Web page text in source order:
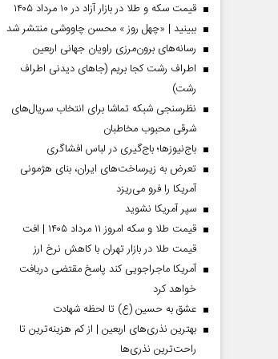
قیمت سکه و طلا در بازار آزاد در ۱۰ مرداد ۱۴۰۵
ببینید | «چهل روز » محسن چاووشی منتشر شد
رسانه‌های برون‌مرزی راویان جهانی اربعین
اطراف رشت کجا بریم (جاهای دیدنی اطراف
رشت)
نظرسنجی شبکه تماشا برای انتخاب سریال‌های
شرقی محبوب مخاطبان
باج‌نیوزها؛ باج‌گیری در لباس افشاگری
تعرض به زیرساخت‌های ایران، بنای هژمونی
آمریکا را فرو می‌ریزد
سپر آمریکا نشوید
قیمت طلا و سکه امروز ۱۱ مرداد ۱۴۰۵ | افت
قیمت طلا در بازار تهران با کاهش نرخ ارز
آمریکا ماجراجویی کند پاسخ مقتضی دریافت
خواهد کرد
عشق به حسین (ع) تا لحظه شهادت
بهترین نذری‌های اربعین | از کم هزینه‌ترین تا
راحت‌ترین نذری‌ها